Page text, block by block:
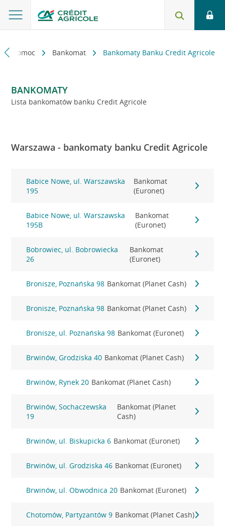
i pomoc Bankomat Bankomaty Banku Credit Agricole
BANKOMATY
Lista bankomatów banku Credit Agricole
Warszawa - bankomaty banku Credit Agricole
Babice Nowe, ul. Warszawska
195
Bankomat
(Euronet)
Babice Nowe, ul. Warszawska
195B
Bankomat
(Euronet)
Bobrowiec, ul. Bobrowiecka
26
Bankomat
(Euronet)
Bronisze, Poznańska 98 Bankomat (Planet Cash)
Bronisze, Poznańska 98 Bankomat (Planet Cash)
Bronisze, ul. Poznańska 98 Bankomat (Euronet)
Brwinów, Grodziska 40 Bankomat (Planet Cash)
Brwinów, Rynek 20 Bankomat (Planet Cash)
Brwinów, Sochaczewska
19
Bankomat (Planet
Cash)
Brwinów, ul. Biskupicka 6 Bankomat (Euronet)
Brwinów, ul. Grodziska 46 Bankomat (Euronet)
Brwinów, ul. Obwodnica 20 Bankomat (Euronet)
Chotomów, Partyzantów 9 Bankomat (Planet Cash)